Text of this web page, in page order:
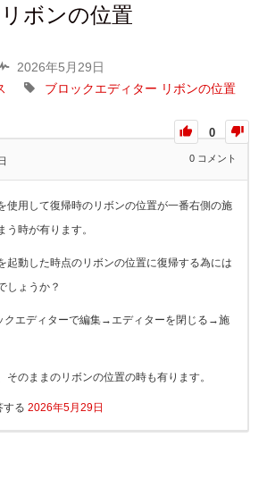
リボンの位置
2026年5月29日
ブロックエディター リボンの位置
0
0 コメント
使用して復帰時のリボンの位置が一番右側の施
う時が有ります。
起動した時点のリボンの位置に復帰する為には
しょうか？
エディターで編集→エディターを閉じる→施
そのままのリボンの位置の時も有ります。
する 2026年5月29日